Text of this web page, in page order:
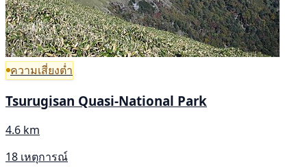
ความเสี่ยงต่ำ
Tsurugisan Quasi-National Park
4.6 km
18 เหตุการณ์